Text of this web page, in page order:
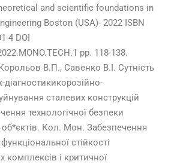
and scientific foundations in
Boston (USA)- 2022 ISBN
4 DOI
pp. 118-138.
В.П., Савенко В.І. Сутність
діагностикикорозійно-
сталевих конструкцій
технологічної безпеки
Кол. Мон. Забезпечення
стійкості
комплексів і критичної